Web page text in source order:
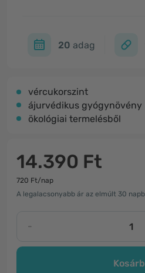
20 adag
vércukorszint
ájurvédikus gyógynövény
ökológiai termelésből
14.390 Ft
720 Ft/nap
A legalacsonyabb ár az elmúlt 30
-